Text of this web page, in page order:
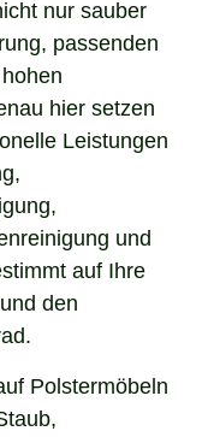
nur sauber
passenden
hier setzen
Leistungen
und
auf Ihre
den
Polstermöbeln